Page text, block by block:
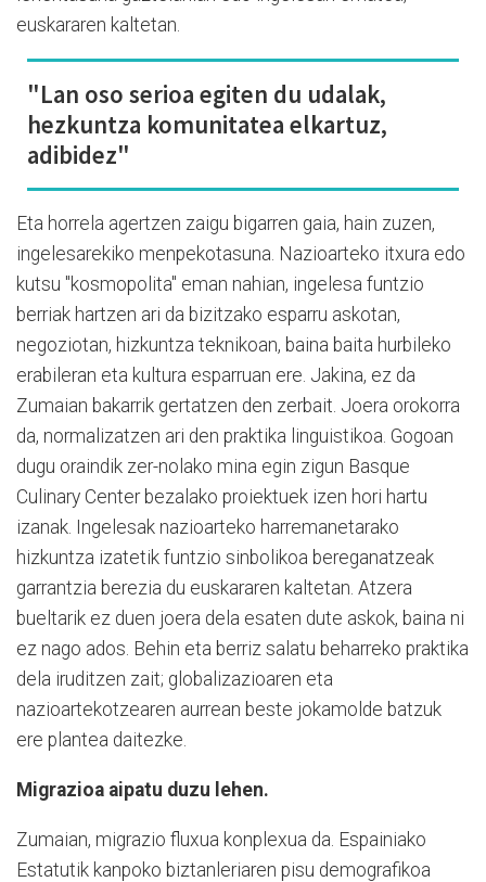
euskararen kaltetan.
"Lan oso serioa egiten du udalak,
hezkuntza komunitatea elkartuz,
adibidez"
Eta horrela agertzen zaigu bigarren gaia, hain zuzen,
ingelesarekiko menpekotasuna. Nazioarteko itxura edo
kutsu "kosmopolita" eman nahian, ingelesa funtzio
berriak hartzen ari da bizitzako esparru askotan,
negoziotan, hizkuntza teknikoan, baina baita hurbileko
erabileran eta kultura esparruan ere. Jakina, ez da
Zumaian bakarrik gertatzen den zerbait. Joera orokorra
da, normalizatzen ari den praktika linguistikoa. Gogoan
dugu oraindik zer-nolako mina egin zigun Basque
Culinary Center bezalako proiektuek izen hori hartu
izanak. Ingelesak nazioarteko harremanetarako
hizkuntza izatetik funtzio sinbolikoa bereganatzeak
garrantzia berezia du euskararen kaltetan. Atzera
bueltarik ez duen joera dela esaten dute askok, baina ni
ez nago ados. Behin eta berriz salatu beharreko praktika
dela iruditzen zait; globalizazioaren eta
nazioartekotzearen aurrean beste jokamolde batzuk
ere plantea daitezke.
Migrazioa aipatu duzu lehen.
Zumaian, migrazio fluxua konplexua da. Espainiako
Estatutik kanpoko biztanleriaren pisu demografikoa